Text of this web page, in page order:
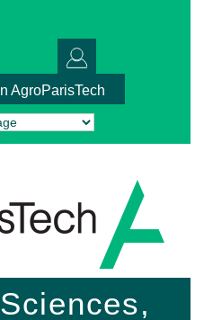
AgroParisTech
Translate